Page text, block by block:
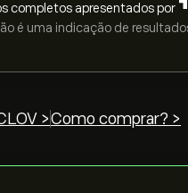
completos apresentados por
é uma indicação de
>Como comprar? >